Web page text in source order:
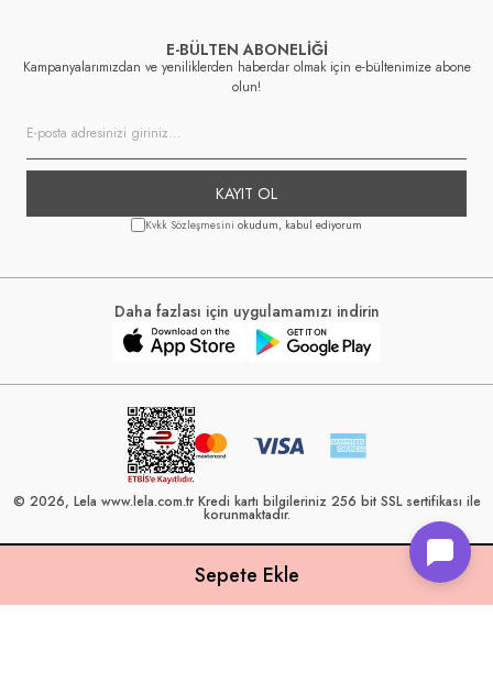
E-BÜLTEN ABONELİĞİ
Kampanyalarımızdan ve yeniliklerden haberdar olmak için e-bültenimize abone
olun!
KAYIT OL
Kvkk Sözleşmesini okudum, kabul ediyorum
Daha fazlası için uygulamamızı indirin
© 2026, Lela www.lela.com.tr Kredi kartı bilgileriniz 256 bit SSL sertifikası ile
korunmaktadır.
Lela, 40 yılı aşkın perakende geçmişine sahip ve Türkiye’nin çeşitli illerinde
22 şubesi bulunan Çetin Family Mağazacılık tarafından kurulmuştur.